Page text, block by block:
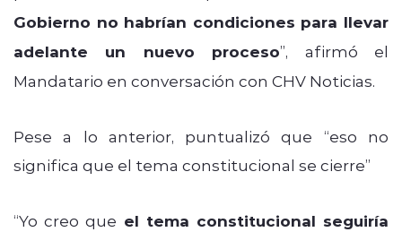
Gobierno no habrían condiciones para llevar
adelante un nuevo proceso”, afirmó el
Mandatario en conversación con CHV Noticias.
Pese a lo anterior, puntualizó que “eso no
significa que el tema constitucional se cierre”
“Yo creo que el tema constitucional seguiría